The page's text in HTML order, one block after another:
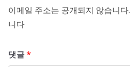
이메일 주소는 공개되지 않습니다.
니다
댓글*